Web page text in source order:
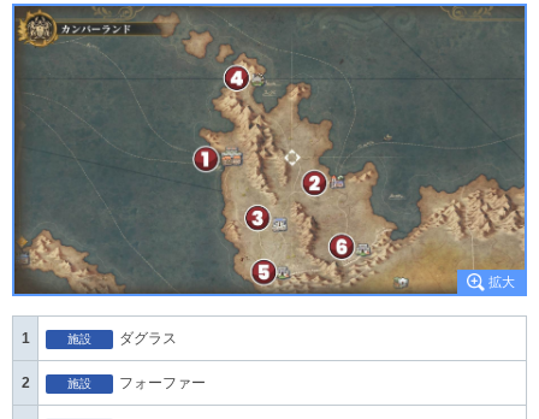
1 施設 ダグラス
2 施設 フォーファー